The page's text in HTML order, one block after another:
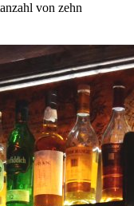
von zehn